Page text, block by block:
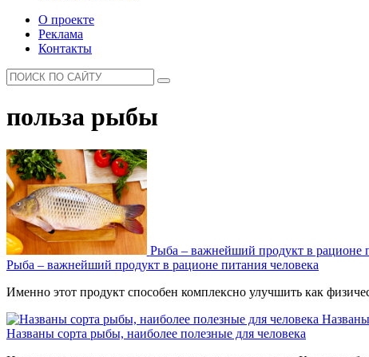
О проекте
Реклама
Контакты
польза рыбы
Рыба – важнейший продукт в рационе
Рыба – важнейший продукт в рационе питания человека
Именно этот продукт способен комплексно улучшить как
Названы сорта рыбы, наиболее полезные для человека